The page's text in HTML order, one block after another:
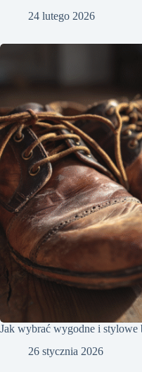
24 lutego 2026
Jak wybrać wygodne i stylowe
26 stycznia 2026